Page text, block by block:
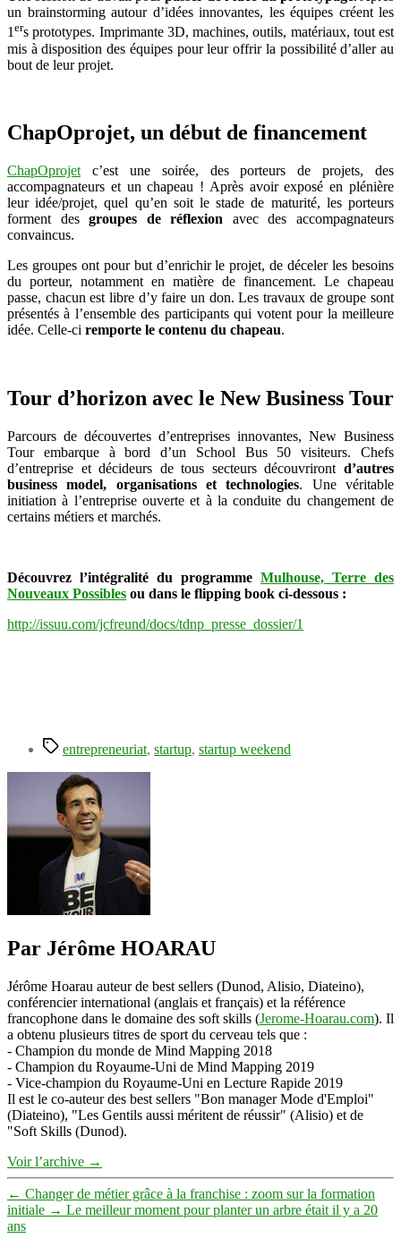
un brainstorming autour d’idées innovantes, les équipes créent les
1ers prototypes. Imprimante 3D, machines, outils, matériaux, tout est
mis à disposition des équipes pour leur offrir la possibilité d’aller au
bout de leur projet.
ChapOprojet, un début de financement
ChapOprojet c’est une soirée, des porteurs de projets, des
accompagnateurs et un chapeau ! Après avoir exposé en plénière
leur idée/projet, quel qu’en soit le stade de maturité, les porteurs
forment desgroupes de réflexion avec des accompagnateurs
convaincus.
Les groupes ont pour but d’enrichir le projet, de déceler les besoins
du porteur, notamment en matière de financement. Le chapeau
passe, chacun est libre d’y faire un don. Les travaux de groupe sont
présentés à l’ensemble des participants qui votent pour la meilleure
idée. Celle-ci remporte le contenu du chapeau.
Tour d’horizon avec le New Business Tour
Parcours de découvertes d’entreprises innovantes, New Business
Tour embarque à bord d’un School Bus 50 visiteurs. Chefs
d’entreprise et décideurs de tous secteurs découvriront d’autres
business model, organisations et technologies. Une véritable
initiation à l’entreprise ouverte et à la conduite du changement de
certains métiers et marchés.
Découvrez l’intégralité du programme Mulhouse, Terre des
Nouveaux Possibles ou dans le flipping book ci-dessous :
http://issuu.com/jcfreund/docs/tdnp_presse_dossier/1
Étiquettes
entrepreneuriat, startup, startup weekend
Par Jérôme HOARAU
Jérôme Hoarau auteur de best sellers (Dunod, Alisio, Diateino),
conférencier international (anglais et français) et la référence
francophone dans le domaine des soft skills (Jerome-Hoarau.com). Il
a obtenu plusieurs titres de sport du cerveau tels que :
- Champion du monde de Mind Mapping 2018
- Champion du Royaume-Uni de Mind Mapping 2019
- Vice-champion du Royaume-Uni en Lecture Rapide 2019
Il est le co-auteur des best sellers "Bon manager Mode d'Emploi"
(Diateino), "Les Gentils aussi méritent de réussir" (Alisio) et de
"Soft Skills (Dunod).
Voir l’archive →
← Changer de métier grâce à la franchise : zoom sur la formation
initiale → Le meilleur moment pour planter un arbre était il y a 20
ans